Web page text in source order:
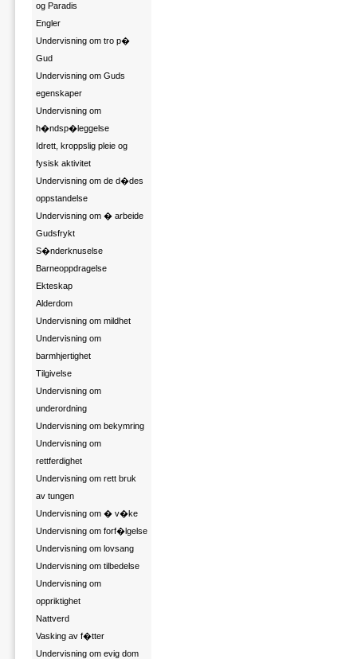
og Paradis
Engler
Undervisning om tro p�
Gud
Undervisning om Guds
egenskaper
Undervisning om
h�ndsp�leggelse
Idrett, kroppslig pleie og
fysisk aktivitet
Undervisning om de d�des
oppstandelse
Undervisning om � arbeide
Gudsfrykt
S�nderknuselse
Barneoppdragelse
Ekteskap
Alderdom
Undervisning om mildhet
Undervisning om
barmhjertighet
Tilgivelse
Undervisning om
underordning
Undervisning om bekymring
Undervisning om
rettferdighet
Undervisning om rett bruk
av tungen
Undervisning om � v�ke
Undervisning om forf�lgelse
Undervisning om lovsang
Undervisning om tilbedelse
Undervisning om
oppriktighet
Nattverd
Vasking av f�tter
Undervisning om evig dom